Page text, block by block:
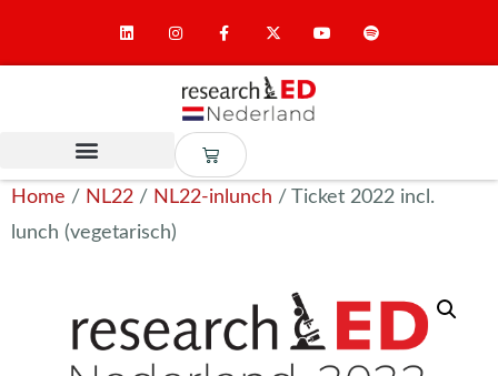
Home / NL22 / NL22-inlunch / Ticket 2022 incl.
lunch (vegetarisch)